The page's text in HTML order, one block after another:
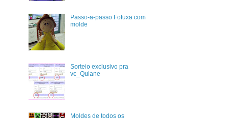
Passo-a-passo Fofuxa com
molde
Sorteio exclusivo pra
vc_Quiane
Moldes de todos os